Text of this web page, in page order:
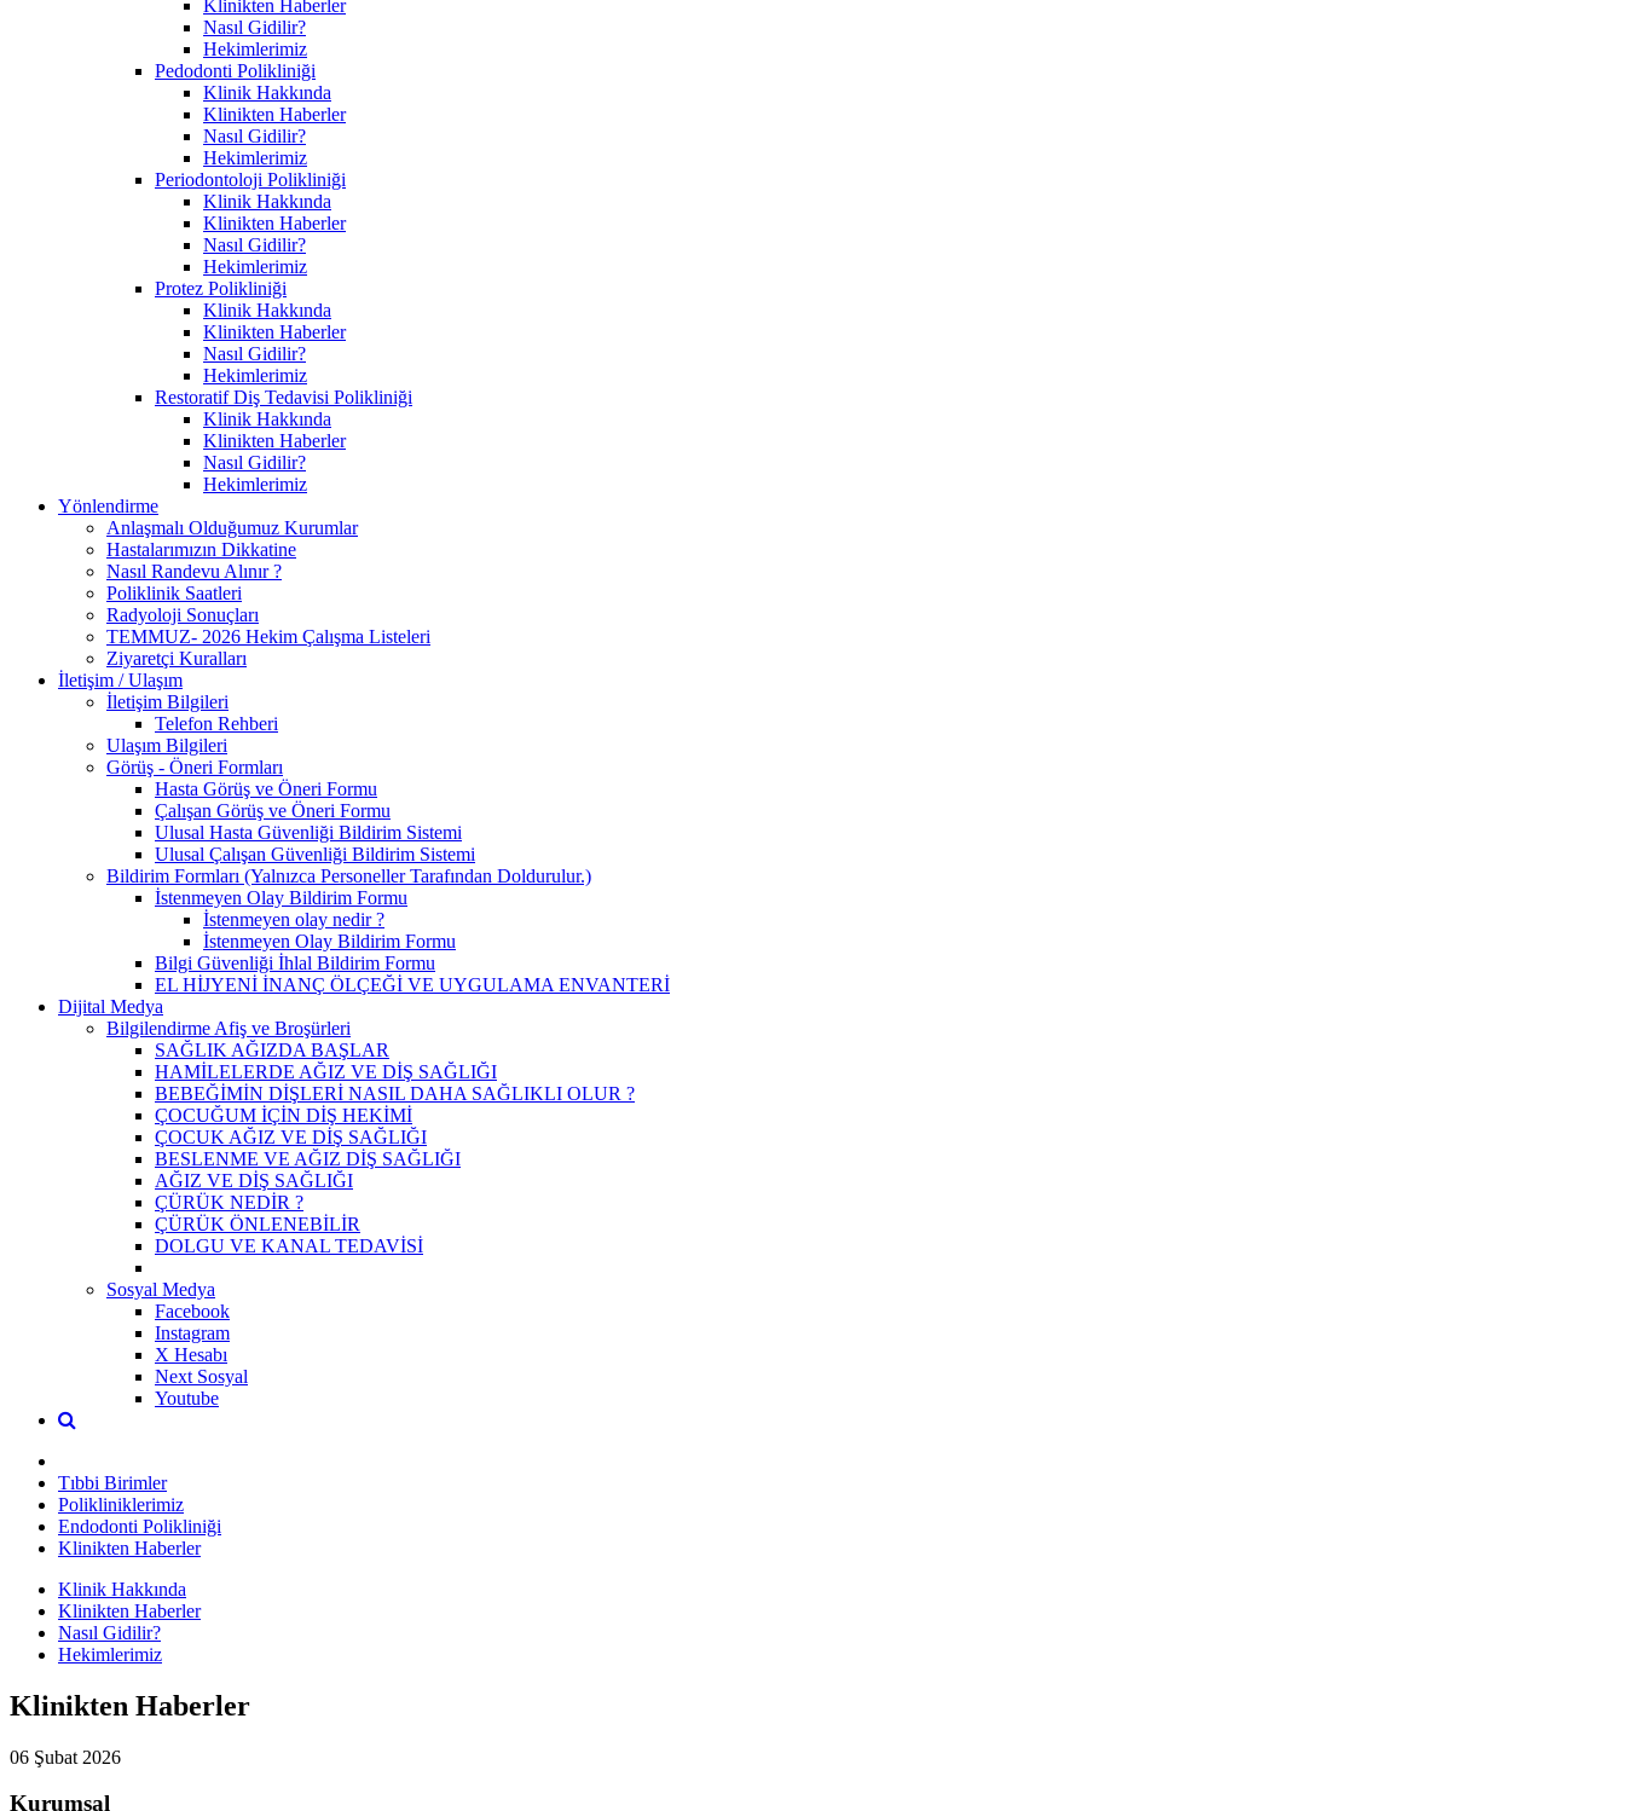
Klinikten Haberler
Nasıl Gidilir?
Hekimlerimiz
Pedodonti Polikliniği
Klinik Hakkında
Klinikten Haberler
Nasıl Gidilir?
Hekimlerimiz
Periodontoloji Polikliniği
Klinik Hakkında
Klinikten Haberler
Nasıl Gidilir?
Hekimlerimiz
Protez Polikliniği
Klinik Hakkında
Klinikten Haberler
Nasıl Gidilir?
Hekimlerimiz
Restoratif Diş Tedavisi Polikliniği
Klinik Hakkında
Klinikten Haberler
Nasıl Gidilir?
Hekimlerimiz
Yönlendirme
Anlaşmalı Olduğumuz Kurumlar
Hastalarımızın Dikkatine
Nasıl Randevu Alınır ?
Poliklinik Saatleri
Radyoloji Sonuçları
TEMMUZ- 2026 Hekim Çalışma Listeleri
Ziyaretçi Kuralları
İletişim / Ulaşım
İletişim Bilgileri
Telefon Rehberi
Ulaşım Bilgileri
Görüş - Öneri Formları
Hasta Görüş ve Öneri Formu
Çalışan Görüş ve Öneri Formu
Ulusal Hasta Güvenliği Bildirim Sistemi
Ulusal Çalışan Güvenliği Bildirim Sistemi
Bildirim Formları (Yalnızca Personeller Tarafından Doldurulur.)
İstenmeyen Olay Bildirim Formu
İstenmeyen olay nedir ?
İstenmeyen Olay Bildirim Formu
Bilgi Güvenliği İhlal Bildirim Formu
EL HİJYENİ İNANÇ ÖLÇEĞİ VE UYGULAMA ENVANTERİ
Dijital Medya
Bilgilendirme Afiş ve Broşürleri
SAĞLIK AĞIZDA BAŞLAR
HAMİLELERDE AĞIZ VE DİŞ SAĞLIĞI
BEBEĞİMİN DİŞLERİ NASIL DAHA SAĞLIKLI OLUR ?
ÇOCUĞUM İÇİN DİŞ HEKİMİ
ÇOCUK AĞIZ VE DİŞ SAĞLIĞI
BESLENME VE AĞIZ DİŞ SAĞLIĞI
AĞIZ VE DİŞ SAĞLIĞI
ÇÜRÜK NEDİR ?
ÇÜRÜK ÖNLENEBİLİR
DOLGU VE KANAL TEDAVİSİ
Sosyal Medya
Facebook
Instagram
X Hesabı
Next Sosyal
Youtube
Tıbbi Birimler
Polikliniklerimiz
Endodonti Polikliniği
Klinikten Haberler
Klinik Hakkında
Klinikten Haberler
Nasıl Gidilir?
Hekimlerimiz
Klinikten Haberler
06 Şubat 2026
Kurumsal